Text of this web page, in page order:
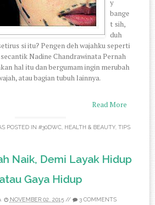
y
bange
t sih,
duh
si itu? Pengen deh wajahku seperti
Nadine Chandrawinata Pernah
hal itu dan bergumam ingin merubah
atau bagian tubuh lainnya.
Read More
POSTED IN #30DWC, HEALTH & BEAUTY, TIPS
Naik, Demi Layak Hidup
atau Gaya Hidup
NOVEMBER 02, 2015// 3 COMMENTS